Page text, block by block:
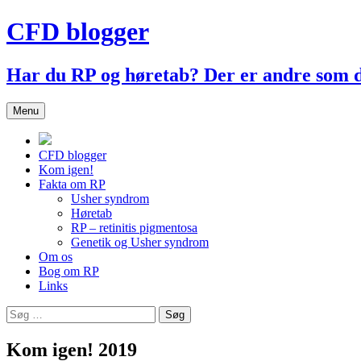
Hop
til
CFD blogger
Har du RP og høretab? Der er andre
Menu
CFD blogger
Kom igen!
Fakta om RP
Usher syndrom
Høretab
RP – retinitis pigmentosa
Genetik og Usher syndrom
Om os
Bog om RP
Links
Søg
efter:
Kom igen! 2019